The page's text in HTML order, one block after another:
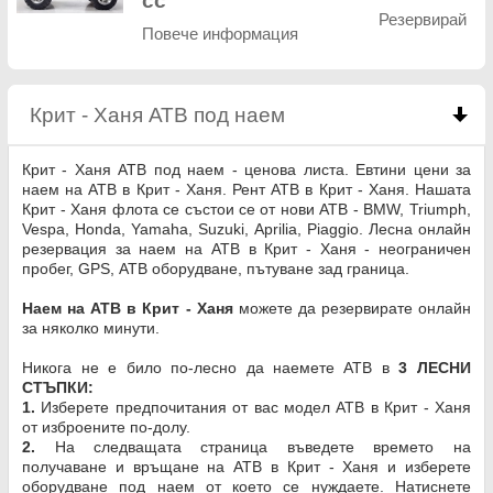
Повече информация
Резервирай
Крит - Ханя АТВ под наем click to collapse
Крит - Ханя АТВ под наем - ценова листа. Евтини цени за
наем на АТВ в Крит - Ханя. Рент АТВ в Крит - Ханя. Нашата
Крит - Ханя флота се състои се от нови АТВ - BMW, Triumph,
Vespa, Honda, Yamaha, Suzuki, Aprilia, Piaggio. Лесна онлайн
резервация за наем на АТВ в Крит - Ханя - неограничен
пробег, GPS, АТВ оборудване, пътуване зад граница.
Наем на АТВ в Крит - Ханяможете да резервирате онлайн
за няколко минути.
Никога не е било по-лесно да наемете АТВ в3 ЛЕСНИ
СТЪПКИ:
1. Изберете предпочитания от вас модел АТВ в Крит - Ханя
от изброените по-долу.
2. На следващата страница въведете времето на
получаване и връщане на АТВ в Крит - Ханя и изберете
оборудване под наем от което се нуждаете. Натиснете